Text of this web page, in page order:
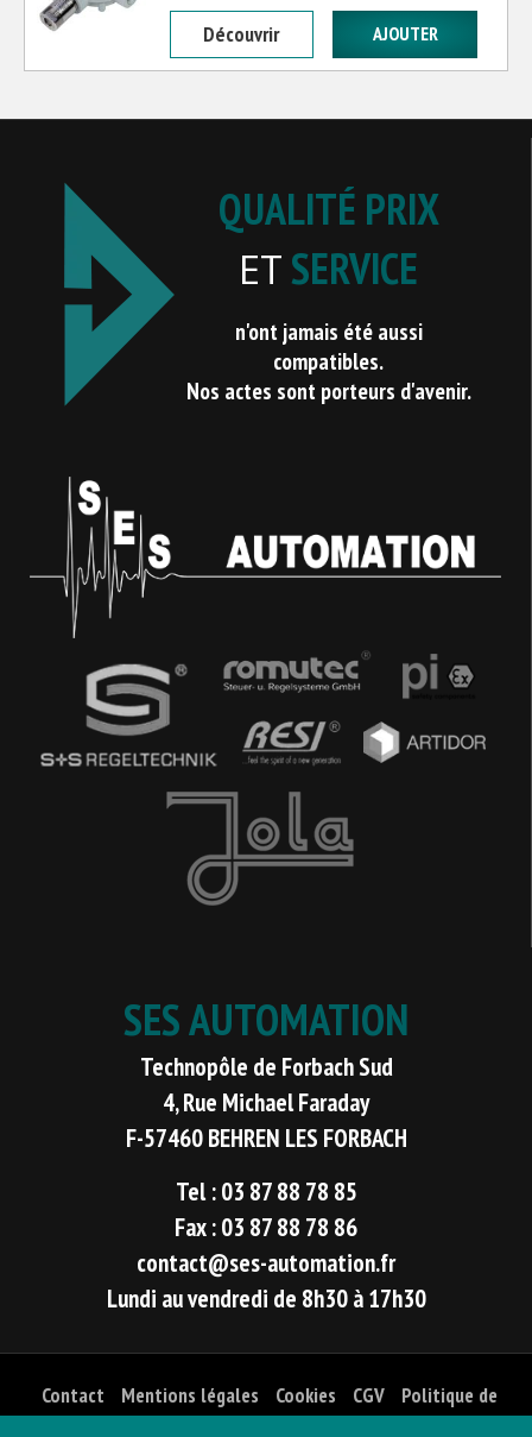
Découvrir
QUALITÉ PRIX
ET SERVICE
n'ont jamais été aussi
compatibles.
Nos actes sont porteurs d'avenir.
SES AUTOMATION
Technopôle de Forbach Sud
4, Rue Michael Faraday
F-57460 BEHREN LES FORBACH
Tel : 03 87 88 78 85
Fax : 03 87 88 78 86
contact@ses-automation.fr
Lundi au vendredi de 8h30 à 17h30
Contact Mentions légales Cookies CGV
Politique de